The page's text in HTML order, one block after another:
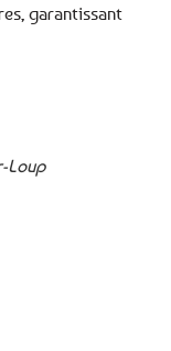
garantissant
Loup